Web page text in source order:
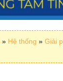
» Hệ thống » Giải